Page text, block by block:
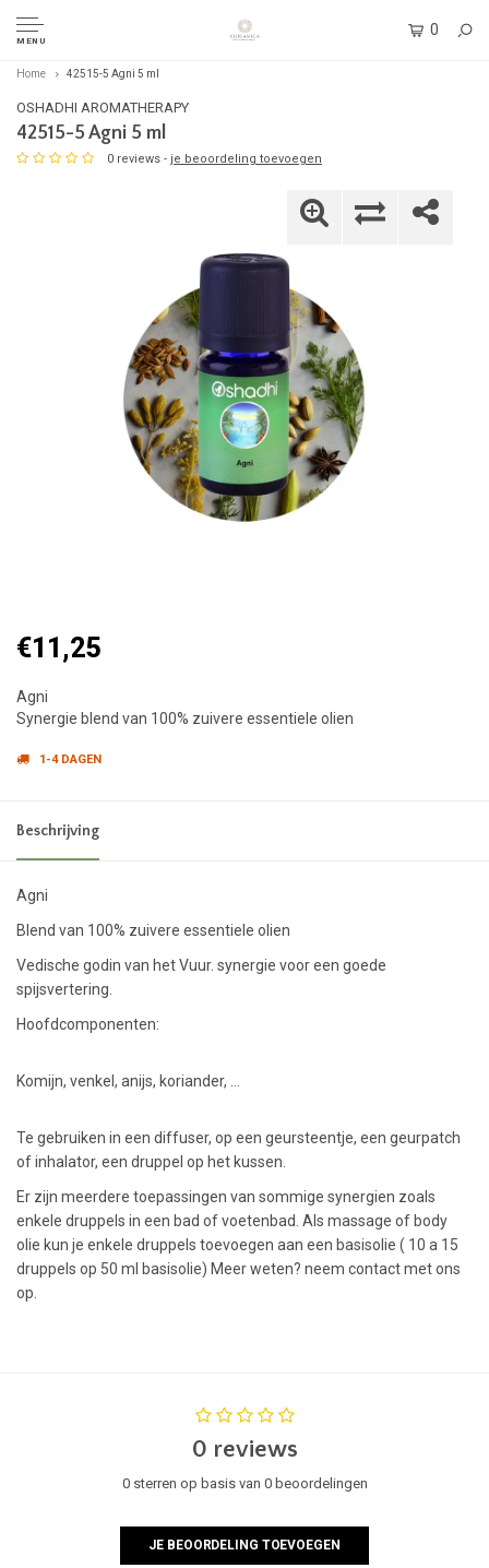
MENU
0
Home 42515-5 Agni 5 ml
OSHADHI AROMATHERAPY
42515-5 Agni 5 ml
0 reviews - je beoordeling toevoegen
€11,25
Agni
Synergie blend van 100% zuivere essentiele olien
1-4 DAGEN
Beschrijving
Agni
Blend van 100% zuivere essentiele olien
Vedische godin van het Vuur. synergie voor een goede
spijsvertering.
Hoofdcomponenten:
Komijn, venkel, anijs, koriander, …
Te gebruiken in een diffuser, op een geursteentje, een geurpatch
of inhalator, een druppel op het kussen.
Er zijn meerdere toepassingen van sommige synergien zoals
enkele druppels in een bad of voetenbad. Als massage of body
olie kun je enkele druppels toevoegen aan een basisolie ( 10 a 15
druppels op 50 ml basisolie) Meer weten? neem contact met ons
op.
0 reviews
0 sterren op basis van 0 beoordelingen
JE BEOORDELING TOEVOEGEN